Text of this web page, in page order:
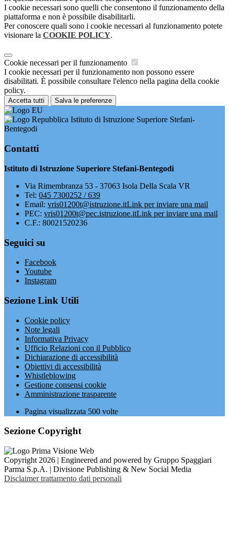
I cookie necessari sono quelli che consentono il funzionamento della
piattaforma e non è possibile disabilitarli.
Per conoscere quali sono i cookie necessari al funzionamento potete
visionare la COOKIE POLICY.
Cookie necessari per il funzionamento
I cookie necessari per il funzionamento non possono essere
disabilitati. È possibile consultare l'elenco nella pagina della cookie
policy.
Accetta tutti Salva le preferenze
Istituto di Istruzione Superiore Stefani-
Bentegodi
Contatti
Istituto di Istruzione Superiore Stefani-Bentegodi
Via Rimembranza 53 - 37063 Isola Della Scala VR
Tel: 045 7300252 / 639
Email: vris01200t@istruzione.itLink per inviare una mail
PEC: vris01200t@pec.istruzione.itLink per inviare una mail
C.F.: 80021520236
Seguici su
Facebook
Youtube
Instagram
Sezione Link Utili
Cookie policy
Note legali
Informativa Privacy
Ufficio Relazioni con il Pubblico
Dichiarazione di accessibilità
Obiettivi di accessibilità
Whistleblowing
Gestione consensi cookie
Amministrazione trasparente
Pagina visualizzata 500 volte
Sezione Copyright
Copyright 2026 | Engineered and powered by Gruppo Spaggiari
Parma S.p.A. | Divisione Publishing & New Social Media
Disclaimer trattamento dati personali